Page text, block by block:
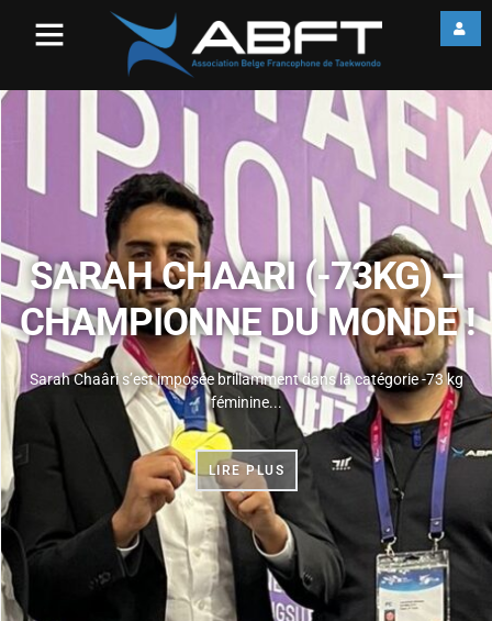
JEAN-MARTIAL OSSOHOU
PROMU 8E DAN
Jean-Martial Ossohou s'est assis à la table des 8e Dan au terme d'un
excellent examen...
LIRE PLUS